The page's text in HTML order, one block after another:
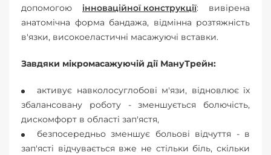
допомогою інноваційної конструкції: вивірена
анатомічна форма бандажа, відмінна розтяжність
в'язки, високоеластичні масажуючі вставки.
Завдяки мікромасажуючій дії МануТрейн:
активує навколосуглобові м'язи, відновлює їх
збалансовану роботу - зменшується болючість,
дискомфорт в області зап'ястя,
безпосередньо зменшує больові відчуття - в
зап'ясті відчувається вже не стільки біль, скільки